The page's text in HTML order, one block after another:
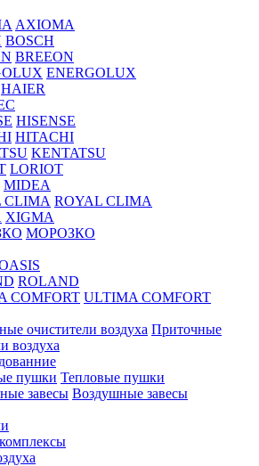
AXIOMA
BOSCH
BREEON
ENERGOLUX
HAIER
HISENSE
HITACHI
KENTATSU
LORIOT
MIDEA
ROYAL CLIMA
XIGMA
МОРОЗКО
ROLAND
ULTIMA COMFORT
Приточные
воздуха
Тепловые пушки
Воздушные завесы